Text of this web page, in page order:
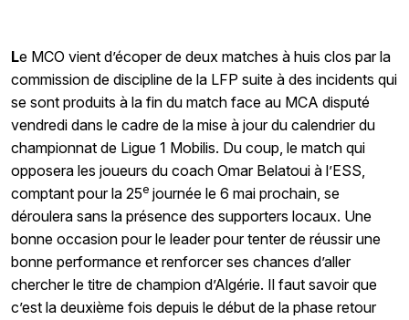
Le MCO vient d’écoper de deux matches à huis clos par la
commission de discipline de la LFP suite à des incidents qui
se sont produits à la fin du match face au MCA disputé
vendredi dans le cadre de la mise à jour du calendrier du
championnat de Ligue 1 Mobilis. Du coup, le match qui
opposera les joueurs du coach Omar Belatoui à l’ESS,
comptant pour la 25e journée le 6 mai prochain, se
déroulera sans la présence des supporters locaux. Une
bonne occasion pour le leader pour tenter de réussir une
bonne performance et renforcer ses chances d’aller
chercher le titre de champion d’Algérie. Il faut savoir que
c’est la deuxième fois depuis le début de la phase retour